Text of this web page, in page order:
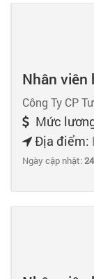
Nhân viên
Công Ty CP
Mức
Địa điểm:
Ngày cập nhật: